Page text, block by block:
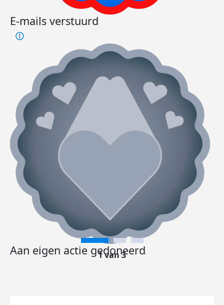
E-mails verstuurd
Aan eigen actie gedoneerd
1 van 3